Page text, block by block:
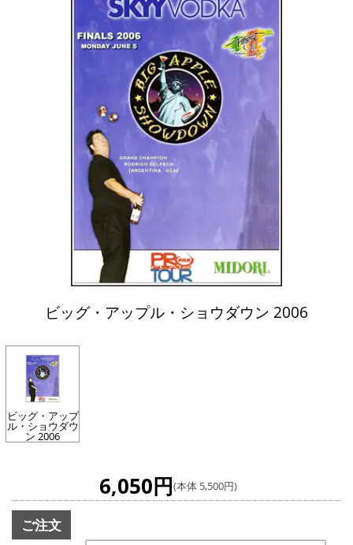
ビッグ・アップル・ショウダウン 2006
ビッグ・アップ
ル・ショウダウ
ン 2006
6,050円(本体 5,500円)
ご注文